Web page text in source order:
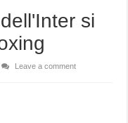
si
Leave a comment